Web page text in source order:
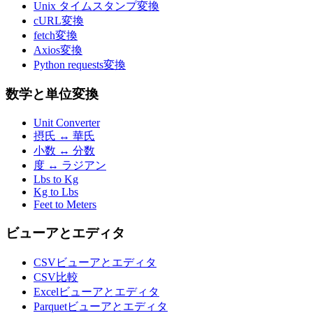
Unix タイムスタンプ変換
cURL変換
fetch変換
Axios変換
Python requests変換
数学と単位変換
Unit Converter
摂氏 ↔ 華氏
小数 ↔ 分数
度 ↔ ラジアン
Lbs to Kg
Kg to Lbs
Feet to Meters
ビューアとエディタ
CSVビューアとエディタ
CSV比較
Excelビューアとエディタ
Parquetビューアとエディタ